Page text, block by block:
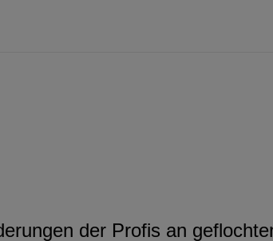
der Profis an